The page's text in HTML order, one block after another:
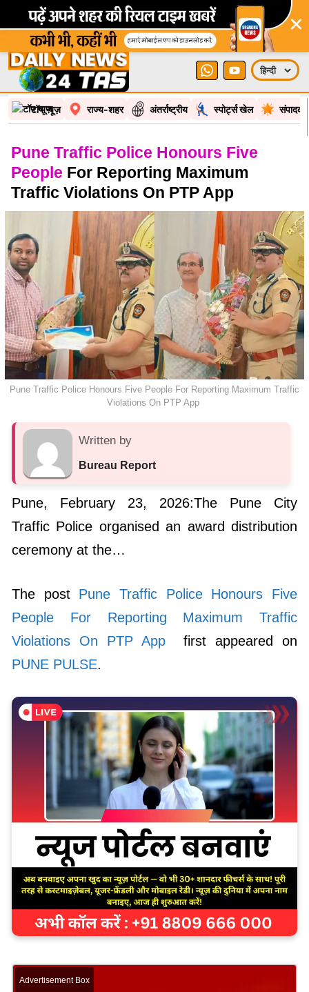
×
टॉप न्यूज़ राज्य-शहर अंतर्राष्ट्रीय स्पोर्ट्स खेल
Pune Traffic Police Honours Five
People For Reporting Maximum
Traffic Violations On PTP App
Pune Traffic Police Honours Five People For Reporting Maximum Traffic
Violations On PTP App
Written by
Bureau Report
Pune, February 23, 2026:The Pune City
Traffic Police organised an award distribution
ceremony at the…
The post Pune Traffic Police Honours Five
People For Reporting Maximum Traffic
Violations On PTP App
first appeared on
PUNE PULSE.
Advertisement Box